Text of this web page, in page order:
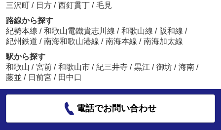
三沢町 / 日方 / 西釘貫丁 / 毛見
路線から探す
紀勢本線 / 和歌山電鐵貴志川線 / 和歌山線 / 阪和線 /
紀州鉄道 / 南海和歌山港線 / 南海本線 / 南海加太線
駅から探す
和歌山 / 宮前 / 和歌山市 / 紀三井寺 / 黒江 / 御坊 / 海南 /
藤並 / 日前宮 / 田中口
電話でお問い合わせ